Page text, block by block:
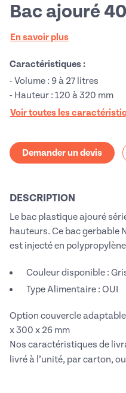
Bac ajouré
En savoir plus
Caractéristiques :
- Volume : 9 à 27 litres
- Hauteur : 120 à 320 mm
Voir toutes les
Demander un devis
DESCRIPTION
Le bac plastique ajouré
hauteurs. Ce bac gerbable
est injecté en polypropylène
Couleur disponible :
Type Alimentaire : OUI
Option couvercle
x 300 x 26 mm
Nos caractéristiques de
livré à l’unité, par carton,